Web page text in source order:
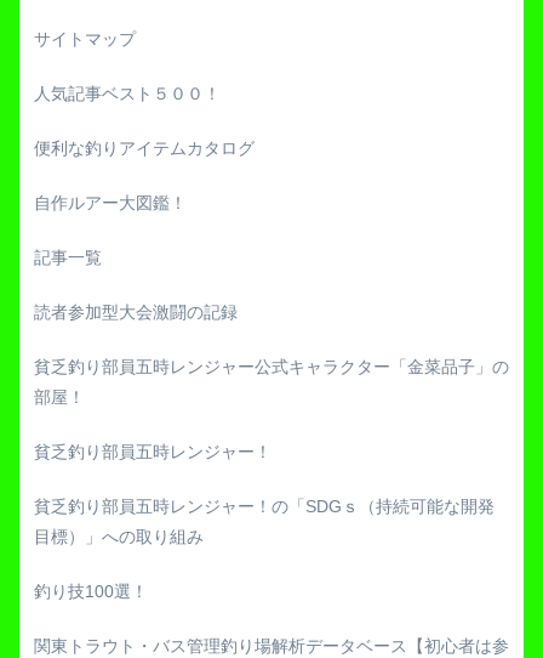
サイトマップ
人気記事ベスト５００！
便利な釣りアイテムカタログ
自作ルアー大図鑑！
記事一覧
読者参加型大会激闘の記録
貧乏釣り部員五時レンジャー公式キャラクター「金菜品子」の
部屋！
貧乏釣り部員五時レンジャー！
貧乏釣り部員五時レンジャー！の「SDGｓ（持続可能な開発
目標）」への取り組み
釣り技100選！
関東トラウト・バス管理釣り場解析データベース【初心者は参